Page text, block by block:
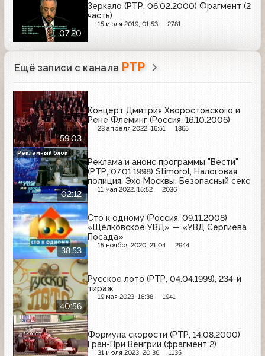
07:20
Зеркало (РТР, 06.02.2000) Фрагмент (2
часть)
15 июля 2019, 01:53 2781
Ещё записи с канала РТР
59:03
Концерт Дмитрия Хворостовского и
Рене Флеминг (Россия, 16.10.2006)
23 апреля 2022, 16:51 1865
02:12
Реклама и анонс программы "Вести"
(РТР, 07.01.1998) Stimorol, Налоговая
полиция, Эхо Москвы, Безопасный секс
11 мая 2022, 15:52 2036
Рекламный блок
38:53
Сто к одному (Россия, 09.11.2008)
«Щёлковское УВД» — «УВД Сергиева
Посада»
15 ноября 2020, 21:04 2944
40:56
Русское лото (РТР, 04.04.1999), 234-й
тираж
19 мая 2023, 16:38 1941
Формула скорости (РТР, 14.08.2000)
Гран-При Венгрии (фрагмент 2)
31 июля 2023, 20:36 1135